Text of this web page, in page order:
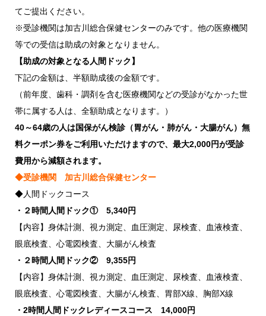
てご提出ください。
※受診機関は加古川総合保健センターのみです。他の医療機関
等での受信は助成の対象となりません。
【助成の対象となる人間ドック】
下記の金額は、半額助成後の金額です。
（前年度、歯科・調剤を含む医療機関などの受診がなかった世
帯に属する人は、全額助成となります。）
40～64歳の人は国保がん検診（胃がん・肺がん・大腸がん）無
料クーポン券をご利用いただけますので、最大2,000円が受診
費用から減額されます。
◆受診機関 加古川総合保健センター
◆人間ドックコース
・２時間人間ドック① 5,340円
【内容】身体計測、視カ測定、血圧測定、尿検査、血液検査、
眼底検査、心電図検査、大腸がん検査
・２時間人間ドック② 9,355円
【内容】身体計測、視カ測定、血圧測定、尿検査、血液検査、
眼底検査、心電図検査、大腸がん検査、胃部X線、胸部X線
・2時間人間ドックレディースコース 14,000円